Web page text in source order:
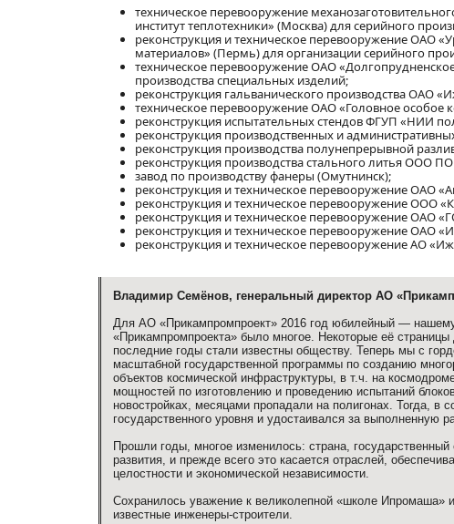
техническое перевооружение
институт теплотехники» (Москва) для серийного
реконструкция и техническое перевооружение ОАО
материалов» (Пермь) для организации серийного
техническое перевооружение ОАО
производства специальных изделий;
реконструкция гальванического производства ОАО
техническое перевооружение ОАО «Головное особое
реконструкция испытательных стендов ФГУП «НИИ
реконструкция производственных и
реконструкция производства полунепрерывной
реконструкция производства стального литья ООО
завод по производству фанеры (Омутнинск);
реконструкция и техническое перевооружение ОАО
реконструкция и техническое перевооружение ООО
реконструкция и техническое перевооружение ОАО
реконструкция и техническое перевооружение ОАО
реконструкция и техническое перевооружение АО
Владимир Семёнов, генеральный директор АО
Для АО «Прикампромпроект» 2016 год юбилейный —
«Прикампромпроекта» было многое. Некоторые её
последние годы стали известны обществу. Теперь мы с
масштабной государственной программы по созданию
объектов космической инфраструктуры, в т.ч. на
мощностей по изготовлению и проведению испытаний
новостройках, месяцами пропадали на полигонах. Тогда,
государственного уровня и удостаивался за
Прошли годы, многое изменилось: страна,
развития, и прежде всего это касается отраслей,
целостности и экономической независимости.
Сохранилось уважение к великолепной «школе Ипромаша»
известные инженеры-строители.